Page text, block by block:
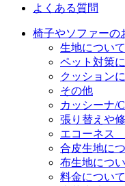
よくある質問
椅子やソファーの
生地について
ペット対策
クッション
その他
カッシーナ/
張り替えや
エコーネス
合皮生地に
布生地につ
料金について